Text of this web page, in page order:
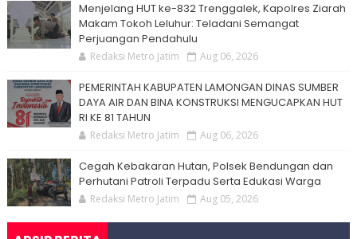
Menjelang HUT ke-832 Trenggalek, Kapolres Ziarah
Makam Tokoh Leluhur: Teladani Semangat
Perjuangan Pendahulu
Redaksi Metro Jatim Aug 06, 2026
PEMERINTAH KABUPATEN LAMONGAN DINAS SUMBER
DAYA AIR DAN BINA KONSTRUKSI MENGUCAPKAN HUT
RI KE 81 TAHUN
Redaksi Metro Jatim Aug 06, 2026
Cegah Kebakaran Hutan, Polsek Bendungan dan
Perhutani Patroli Terpadu Serta Edukasi Warga
Redaksi Metro Jatim Aug 05, 2026